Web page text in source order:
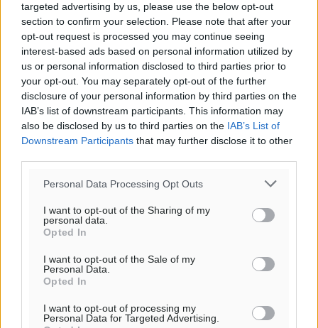
targeted advertising by us, please use the below opt-out
section to confirm your selection. Please note that after your
opt-out request is processed you may continue seeing
interest-based ads based on personal information utilized by
us or personal information disclosed to third parties prior to
your opt-out. You may separately opt-out of the further
disclosure of your personal information by third parties on the
IAB’s list of downstream participants. This information may
also be disclosed by us to third parties on the IAB’s List of
Downstream Participants that may further disclose it to other
Personal Data Processing Opt Outs
I want to opt-out of the Sharing of my
personal data.
Opted In
I want to opt-out of the Sale of my
Personal Data.
Opted In
I want to opt-out of processing my
Personal Data for Targeted Advertising.
Ροή ειδήσεων
Καιρός «hot – dry – windy» τις επόμενες 48 ώρες στη
χώρα
Ειδήσεις • πριν 2 ώρες
Τοπικές Ειδήσεις• πριν 3 ώρες
Τουρισμός: Με θετικό πρόσημο έως τώρα η χρονιά,
παρά τα σκαμπανεβάσματα
Ειδήσεις• πριν 3 ώρες
η πιο ψηφιακή Περιφέρεια της χώρας» Δημοπρατείται